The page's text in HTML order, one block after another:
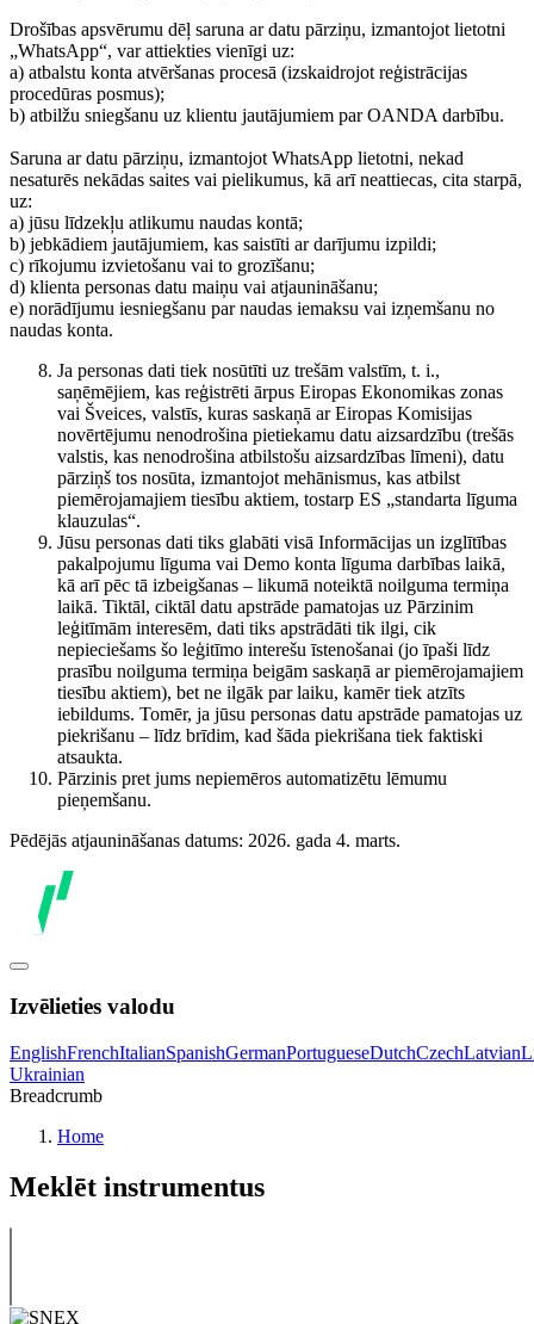
Drošības apsvērumu dēļ saruna ar datu pārziņu, izmantojot lietotni
„WhatsApp“, var attiekties vienīgi uz:
a) atbalstu konta atvēršanas procesā (izskaidrojot reģistrācijas
procedūras posmus);
b) atbilžu sniegšanu uz klientu jautājumiem par OANDA darbību.
Saruna ar datu pārziņu, izmantojot WhatsApp lietotni, nekad
nesaturēs nekādas saites vai pielikumus, kā arī neattiecas, cita starpā,
uz:
a) jūsu līdzekļu atlikumu naudas kontā;
b) jebkādiem jautājumiem, kas saistīti ar darījumu izpildi;
c) rīkojumu izvietošanu vai to grozīšanu;
d) klienta personas datu maiņu vai atjaunināšanu;
e) norādījumu iesniegšanu par naudas iemaksu vai izņemšanu no
naudas konta.
Ja personas dati tiek nosūtīti uz trešām valstīm, t. i.,
saņēmējiem, kas reģistrēti ārpus Eiropas Ekonomikas zonas
vai Šveices, valstīs, kuras saskaņā ar Eiropas Komisijas
novērtējumu nenodrošina pietiekamu datu aizsardzību (trešās
valstis, kas nenodrošina atbilstošu aizsardzības līmeni), datu
pārziņš tos nosūta, izmantojot mehānismus, kas atbilst
piemērojamajiem tiesību aktiem, tostarp ES „standarta līguma
klauzulas“.
Jūsu personas dati tiks glabāti visā Informācijas un izglītības
pakalpojumu līguma vai Demo konta līguma darbības laikā,
kā arī pēc tā izbeigšanas – likumā noteiktā noilguma termiņa
laikā. Tiktāl, ciktāl datu apstrāde pamatojas uz Pārzinim
leģitīmām interesēm, dati tiks apstrādāti tik ilgi, cik
nepieciešams šo leģitīmo interešu īstenošanai (jo īpaši līdz
prasību noilguma termiņa beigām saskaņā ar piemērojamajiem
tiesību aktiem), bet ne ilgāk par laiku, kamēr tiek atzīts
iebildums. Tomēr, ja jūsu personas datu apstrāde pamatojas uz
piekrišanu – līdz brīdim, kad šāda piekrišana tiek faktiski
atsaukta.
Pārzinis pret jums nepiemēros automatizētu lēmumu
pieņemšanu.
Pēdējās atjaunināšanas datums: 2026. gada 4. marts.
Izvēlieties valodu
EnglishFrenchItalianSpanishGermanPortugueseDutchCzechLatvian
Ukrainian
Breadcrumb
Home
Meklēt instrumentus